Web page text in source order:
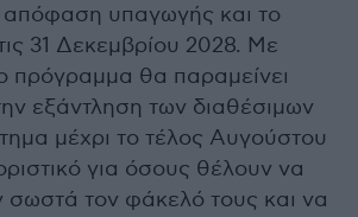
υπαγωγής και το
31 Δεκεμβρίου 2028. Με
πρόγραμμα θα παραμείνει
εξάντληση των διαθέσιμων
μέχρι το τέλος Αυγούστου
για όσους θέλουν να
σωστά τον φάκελό τους και να